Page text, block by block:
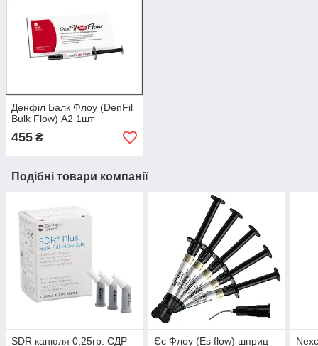
Денфіл Балк Флоу (DenFil
Bulk Flow) A2 1шт
455 ₴
Подібні товари компанії
SDR канюля 0,25гр. СДР
Єс Флоу (Es flow) шприц